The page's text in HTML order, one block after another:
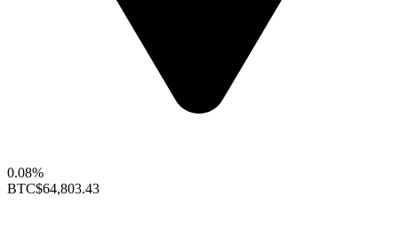
0.08%
BTC$64,803.43